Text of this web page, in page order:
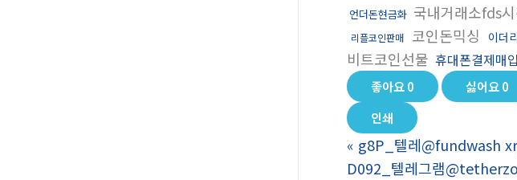
언더돈현금화 국내거래소fds
리플코인판매 코인돈믹싱 이더
비트코인선물 휴대폰결제매입
좋아요0 싫어요0
인쇄
« g8P_텔레@fundwash
D092_텔레그램